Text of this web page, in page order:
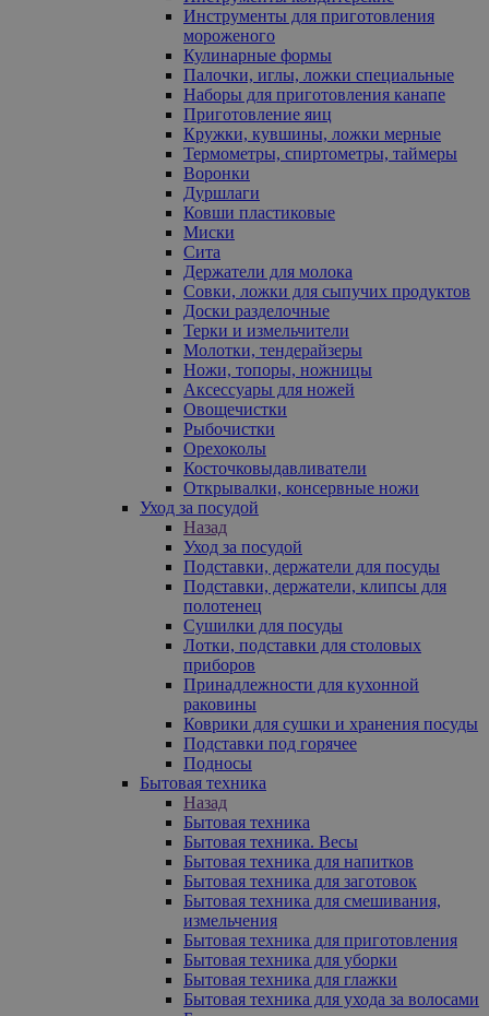
Инструменты для приготовления
мороженого
Кулинарные формы
Палочки, иглы, ложки специальные
Наборы для приготовления канапе
Приготовление яиц
Кружки, кувшины, ложки мерные
Термометры, спиртометры, таймеры
Воронки
Дуршлаги
Ковши пластиковые
Миски
Сита
Держатели для молока
Совки, ложки для сыпучих продуктов
Доски разделочные
Терки и измельчители
Молотки, тендерайзеры
Ножи, топоры, ножницы
Аксессуары для ножей
Овощечистки
Рыбочистки
Орехоколы
Косточковыдавливатели
Открывалки, консервные ножи
Уход за посудой
Назад
Уход за посудой
Подставки, держатели для посуды
Подставки, держатели, клипсы для
полотенец
Сушилки для посуды
Лотки, подставки для столовых
приборов
Принадлежности для кухонной
раковины
Коврики для сушки и хранения посуды
Подставки под горячее
Подносы
Бытовая техника
Назад
Бытовая техника
Бытовая техника. Весы
Бытовая техника для напитков
Бытовая техника для заготовок
Бытовая техника для смешивания,
измельчения
Бытовая техника для приготовления
Бытовая техника для уборки
Бытовая техника для глажки
Бытовая техника для ухода за волосами